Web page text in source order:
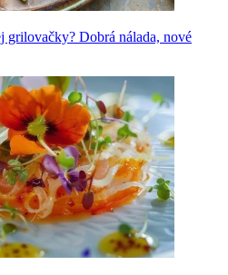
grilovačky? Dobrá nálada, nové